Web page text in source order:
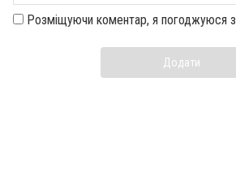
Розміщуючи коментар, я погоджуюся з
Додати